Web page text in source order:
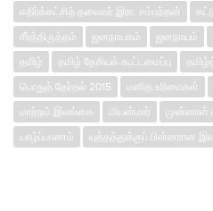
எதிர்க்கட்சித் தலைவர் இரா. சம்பந்தன்
சீர்த்திருத்தம்
ஜனநாயகம் ஜனநாயம்
தமிழ்
தமிழ் தேசியக் கூட்டமைப்பு
பொதுத் தேர்தல் 2015
மனித உரிமைகள்
மாற்றம் இலங்கை
மியன்மார் முன்னாள்
யாழ்ப்பாணம்
யுத்தத்துக்குப் பின்னரான